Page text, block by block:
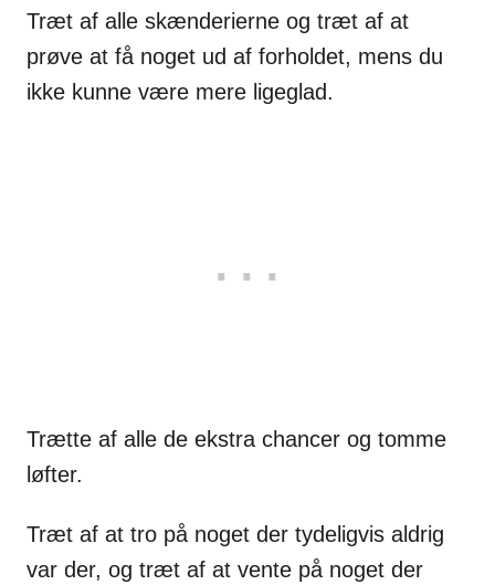
Træt af alle skænderierne og træt af at
prøve at få noget ud af forholdet, mens du
ikke kunne være mere ligeglad.
Trætte af alle de ekstra chancer og tomme
løfter.
Træt af at tro på noget der tydeligvis aldrig
var der, og træt af at vente på noget der